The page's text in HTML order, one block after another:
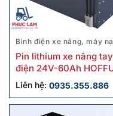
Bình điện xe nâng, máy
Pin lithium xe nâng tay
điện 24V-60Ah
8-LFP-60-EV-NOB
Liên hệ: 0935.355.886